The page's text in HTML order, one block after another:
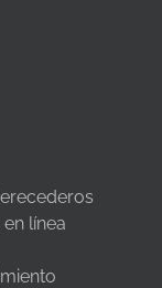
línea